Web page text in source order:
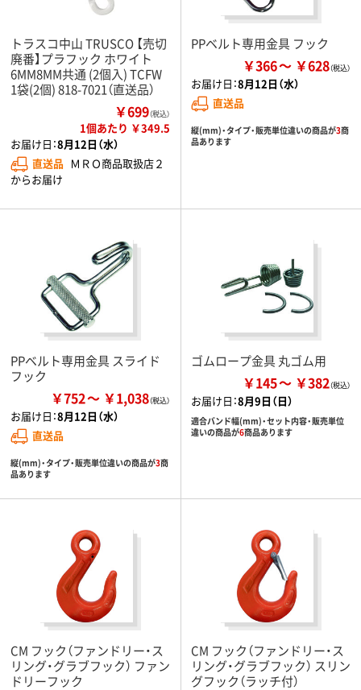
トラスコ中山 TRUSCO 【売切
廃番】プラフック ホワイト
6MM8MM共通 (2個入) TCFW
1袋(2個) 818-7021（直送品）
￥699（税込）
1個あたり ￥349.5
お届け日：8月12日（水）
直送品 ＭＲＯ商品取扱店２
からお届け
PPベルト専用金具 フック
￥366 ￥628
お届け日：8月12日（水）
直送品
縦(mm)・タイプ・販売単位違いの商品が3商
品あります
PPベルト専用金具 スライド
フック
￥752 ￥1,038
お届け日：8月12日（水）
直送品
縦(mm)・タイプ・販売単位違いの商品が3商
品あります
ゴムロープ金具 丸ゴム用
￥145 ￥382
お届け日：8月9日（日）
適合バンド幅(mm)・セット内容・販売単位
違いの商品が6商品あります
CM フック（ファンドリー・ス
リング・グラブフック） ファン
ドリーフック
CM フック（ファンドリー・ス
リング・グラブフック） スリン
グフック（ラッチ付）